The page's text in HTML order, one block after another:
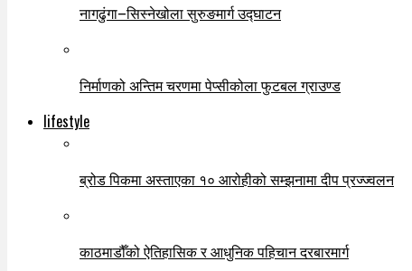
नागढुंगा–सिस्नेखोला सुरुङमार्ग उद्घाटन
निर्माणको अन्तिम चरणमा पेप्सीकोला फुटबल ग्राउण्ड
lifestyle
ब्रोड पिकमा अस्ताएका १० आरोहीको सम्झनामा दीप प्रज्ज्वलन
काठमाडौँको ऐतिहासिक र आधुनिक पहिचान दरबारमार्ग